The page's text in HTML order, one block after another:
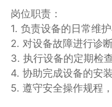
岗位职责：
1. 负责设备的日常维
2. 对设备故障进行诊
3. 执行设备的定期检
4. 协助完成设备的安
5. 遵守安全操作规程